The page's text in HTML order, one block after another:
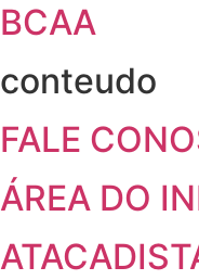
BCAA
conteudo
FALE
ÁREA DO